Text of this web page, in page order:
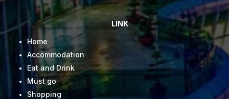
LINK
Home
Accommodation
Eat and Drink
Must go
Shopping